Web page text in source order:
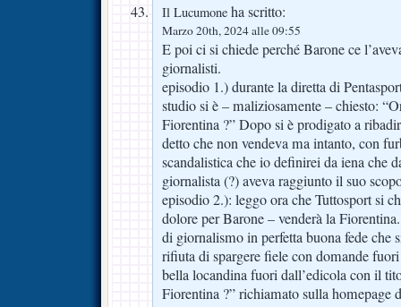
Il Lucumone ha scritto:
Marzo 20th, 2024 alle 09:55
E poi ci si chiede perché Barone ce
giornalisti.
episodio 1.) durante la diretta di
studio si è – maliziosamente – chiesto:
Fiorentina ?” Dopo si è prodigato a
detto che non vendeva ma intanto, con
scandalistica che io definirei da iena che
giornalista (?) aveva raggiunto il suo
episodio 2.): leggo ora che Tuttosport si
dolore per Barone – venderà la
di giornalismo in perfetta buona fede che
rifiuta di spargere fiele con domande
bella locandina fuori dall’edicola con il
Fiorentina ?” richiamato sulla homepage